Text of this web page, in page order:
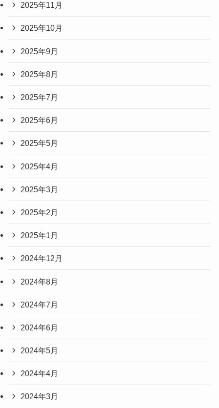
2025年11月
2025年10月
2025年9月
2025年8月
2025年7月
2025年6月
2025年5月
2025年4月
2025年3月
2025年2月
2025年1月
2024年12月
2024年8月
2024年7月
2024年6月
2024年5月
2024年4月
2024年3月